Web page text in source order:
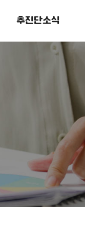
추진단소식